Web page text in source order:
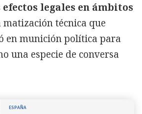
legales en ámbitos
matización técnica que
en munición política para
una especie de conversa
ESPAÑA